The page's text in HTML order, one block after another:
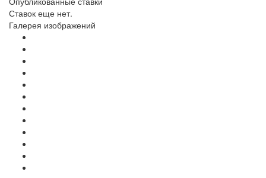
Ставок еще нет.
Галерея изображений